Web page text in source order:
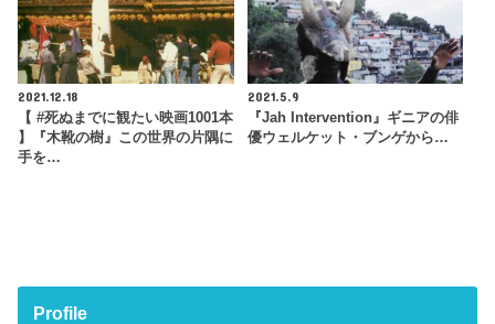
2021.12.18
【 #死ぬまでに観たい映画1001本
】『木靴の樹』この世界の片隅に
手を…
2021.5.9
『Jah Intervention』ギニアの俳
優ウェルケット・ブンゲから…
Profile